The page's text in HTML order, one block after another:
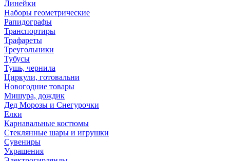
Линейки
Наборы геометрические
Рапидографы
Транспортиры
Трафареты
Треугольники
Тубусы
Тушь, чернила
Циркули, готовальни
Новогодние товары
Мишура, дождик
Дед Морозы и Снегурочки
Елки
Карнавальные костюмы
Стеклянные шары и игрушки
Сувениры
Украшения